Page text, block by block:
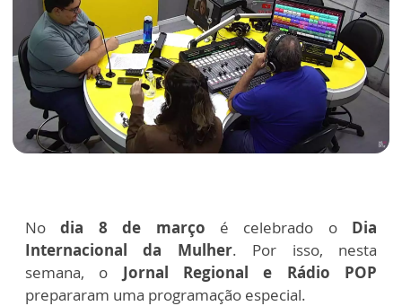
Nodia 8 de março é celebrado oDia
Internacional da Mulher. Por isso, nesta
semana, o Jornal Regional e Rádio POP
prepararam uma programação especial.